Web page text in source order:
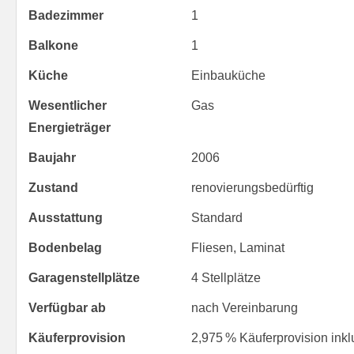
Badezimmer 1
Balkone 1
Küche Einbauküche
Wesentlicher
Energieträger
Gas
Baujahr 2006
Zustand renovierungsbedürftig
Ausstattung Standard
Bodenbelag Fliesen, Laminat
Garagen­stellplätze 4 Stellplätze
Verfügbar ab nach Vereinbarung
Käufer­provision
2,975 % Käuferprovision